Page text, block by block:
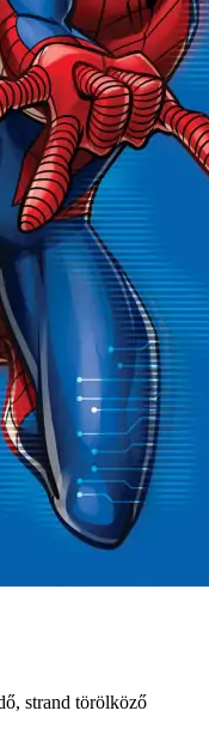
strand törölköző